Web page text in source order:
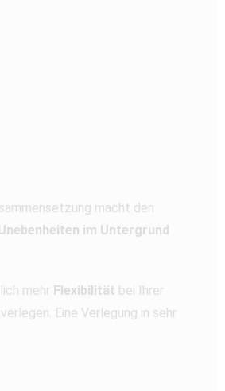
macht den
im Untergrund
mehr Flexibilität bei Ihrer
verlegen. Eine Verlegung in sehr